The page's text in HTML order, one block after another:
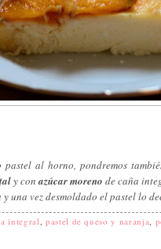
pastel al horno, pondremos
y conazúcar moreno de caña
una vez desmoldado el pastel lo
integral pastel de queso y naranja